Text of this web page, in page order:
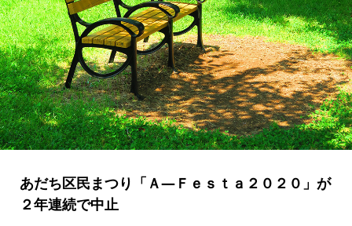
あだち区民まつり「Ａ―Ｆｅｓｔａ２０２０」が
２年連続で中止